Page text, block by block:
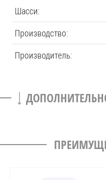
Шасси:
Производство:
Производитель: